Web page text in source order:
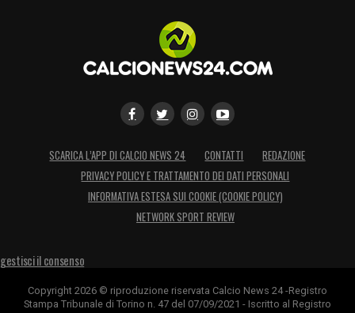
SCARICA L’APP DI CALCIO NEWS 24 CONTATTI
REDAZIONE
PRIVACY POLICY E TRATTAMENTO DEI DATI PERSONALI
INFORMATIVA ESTESA SUI COOKIE (COOKIE POLICY)
NETWORK SPORT REVIEW
gestisci il consenso
Copyright 2026 © riproduzione riservata Calcio News 24 -Registro
Stampa Tribunale di Torino n. 47 del 07/09/2021 - Iscritto al Registro